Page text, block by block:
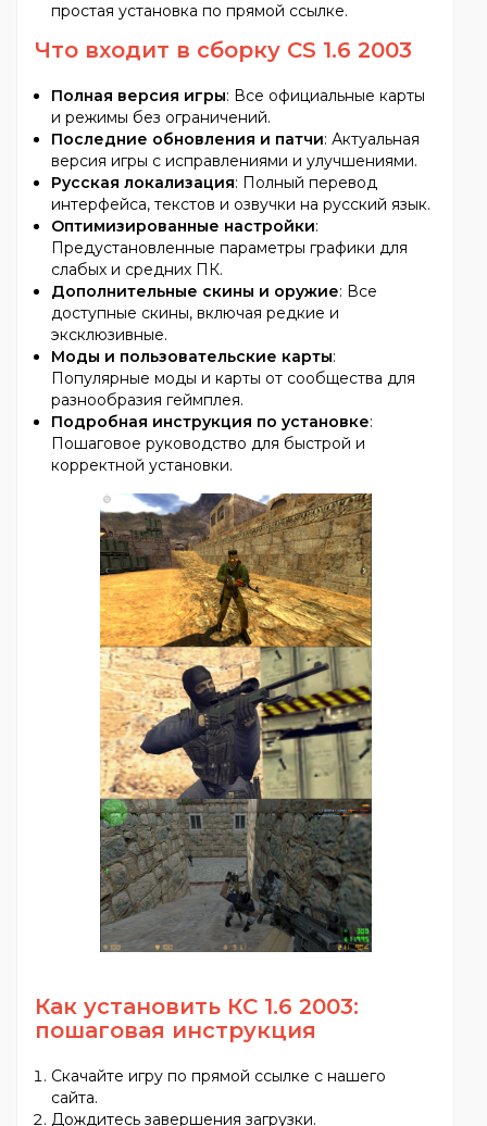
простая установка по прямой ссылке.
Что входит в сборку CS 1.6 2003
Полная версия игры: Все официальные карты
и режимы без ограничений.
Последние обновления и патчи: Актуальная
версия игры с исправлениями и улучшениями.
Русская локализация: Полный перевод
интерфейса, текстов и озвучки на русский язык.
Оптимизированные настройки:
Предустановленные параметры графики для
слабых и средних ПК.
Дополнительные скины и оружие: Все
доступные скины, включая редкие и
эксклюзивные.
Моды и пользовательские карты:
Популярные моды и карты от сообщества для
разнообразия геймплея.
Подробная инструкция по установке:
Пошаговое руководство для быстрой и
корректной установки.
Как установить КС 1.6 2003:
пошаговая инструкция
Скачайте игру по прямой ссылке с нашего
сайта.
Дождитесь завершения загрузки.